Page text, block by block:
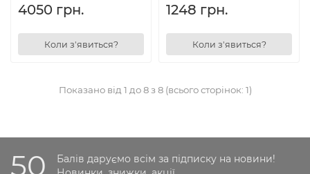
4050 грн.
Коли з'явиться?
1248 грн.
Коли з'явиться?
Показано від 1 до 8 з 8 (всього сторінок: 1)
50
Балів даруємо всім за підписку на новини!